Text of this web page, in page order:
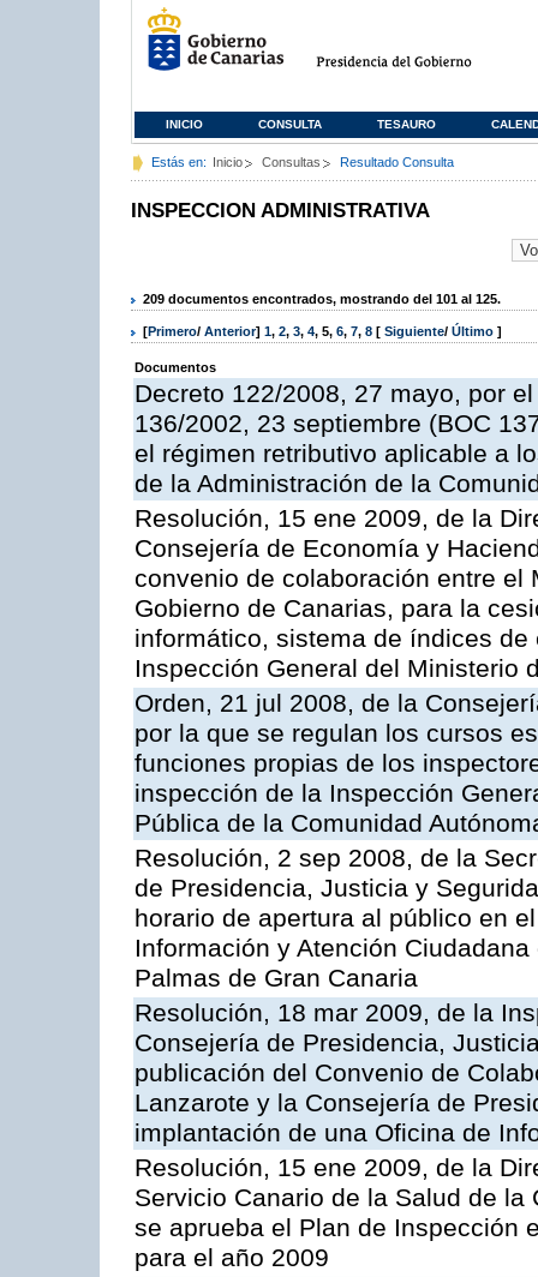
INICIO CONSULTA TESAURO
Estás en: Inicio Consultas Resultado Consulta
INSPECCION ADMINISTRATIVA
209 documentos encontrados, mostrando del 101 al 125.
[Primero/ Anterior] 1, 2, 3, 4, 5, 6, 7, 8 [ Siguiente/ Último ]
Documentos
Decreto 122/2008, 27 mayo, por
136/2002, 23 septiembre (BOC
el régimen retributivo aplicable a
de la Administración de la
Resolución, 15 ene 2009, de la
Consejería de Economía y
convenio de colaboración entre
Gobierno de Canarias, para la
informático, sistema de índices
Inspección General del Ministerio
Orden, 21 jul 2008, de la
por la que se regulan los cursos
funciones propias de los
inspección de la Inspección
Pública de la Comunidad
Resolución, 2 sep 2008, de la
de Presidencia, Justicia y
horario de apertura al público en
Información y Atención
Palmas de Gran Canaria
Resolución, 18 mar 2009, de la
Consejería de Presidencia,
publicación del Convenio de
Lanzarote y la Consejería de
implantación de una Oficina de
Resolución, 15 ene 2009, de la
Servicio Canario de la Salud de
se aprueba el Plan de Inspección
para el año 2009